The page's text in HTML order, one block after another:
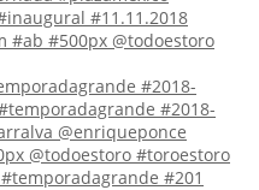
#2018-
#201